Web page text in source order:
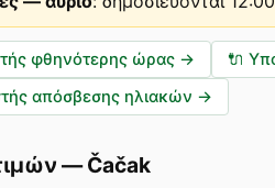
φθηνότερης ώρας → 🔌
απόσβεσης ηλιακών →
—Čačak